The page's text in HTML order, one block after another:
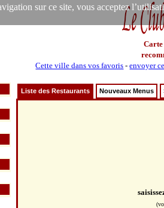
sur ce site, vous acceptez
Carte
Cette ville dans vos favoris -envoyer
Liste des Restaurants Nouveaux Menus